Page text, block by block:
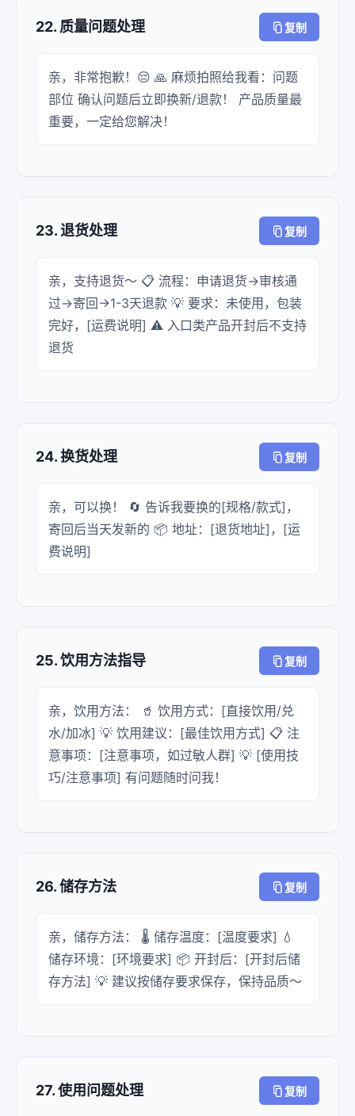
22. 质量问题处理 复制
亲，非常抱歉！😔 🙏 麻烦拍照给我看：问题
部位 确认问题后立即换新/退款！ 产品质量最
重要，一定给您解决！
23. 退货处理 复制
亲，支持退货～ 📋 流程：申请退货→审核通
过→寄回→1-3天退款 💡 要求：未使用，包装
完好，[运费说明] ⚠️ 入口类产品开封后不支持
退货
24. 换货处理 复制
亲，可以换！ 🔄 告诉我要换的[规格/款式]，
寄回后当天发新的 📦 地址：[退货地址]，[运
费说明]
25. 饮用方法指导 复制
亲，饮用方法： 🥤 饮用方式：[直接饮用/兑
水/加冰] 💡 饮用建议：[最佳饮用方式] 📋 注
意事项：[注意事项，如过敏人群] 💡 [使用技
巧/注意事项] 有问题随时问我！
26. 储存方法 复制
亲，储存方法： 🌡️ 储存温度：[温度要求] 💧
储存环境：[环境要求] 📦 开封后：[开封后储
存方法] 💡 建议按储存要求保存，保持品质～
27. 使用问题处理 复制